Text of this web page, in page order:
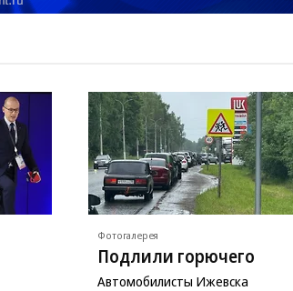
Фотогалерея
Подлили горючего
Автомобилисты Ижевска